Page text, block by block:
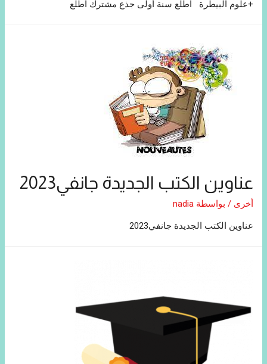
+علوم البيطرة اطلع سنة أولى جذع مشترك اطلع
عناوين الكتب الجديدة جانفي2023
أخرى / بواسطة nadia
عناوين الكتب الجديدة جانفي2023